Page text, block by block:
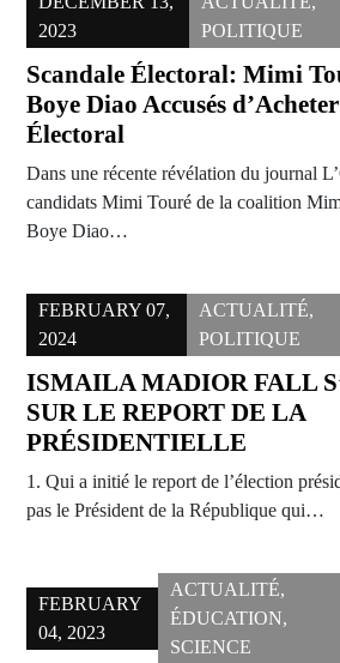
2023
POLITIQUE
Scandale Électoral: Mimi
Boye Diao Accusés
Électoral
Dans une récente révélation du journal
candidats Mimi Touré de la coalition
Boye Diao…
FEBRUARY 07,
2024
ACTUALITÉ,
POLITIQUE
ISMAILA MADIOR FALL
SUR LE REPORT DE LA
PRÉSIDENTIELLE
1. Qui a initié le report de l’élection
pas le Président de la République qui…
FEBRUARY
04, 2023
ACTUALITÉ,
ÉDUCATION,
SCIENCE